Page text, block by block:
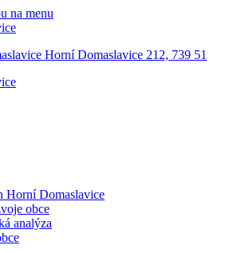
na menu
Horní Domaslavice 212, 739 51
Horní Domaslavice
obce
analýza